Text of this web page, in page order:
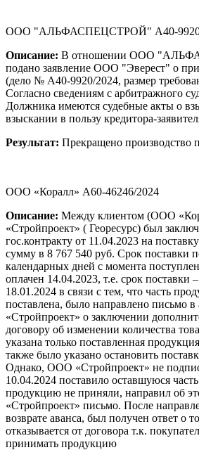
ООО "АЛЬФАСПЕЦСТРОЙ" А40-
Описание: В отношении ООО
подано заявление ООО "Эверест" о
(дело № А40-9920/2024, размер
Согласно сведениям с арбитражного
Должника имеются судебные акты о
взыскании в пользу кредитора-
Результат: Прекращено производство
ООО «Коралл» А60-46246/2024
Описание: Между клиентом (ООО
«Стройпроект» ( Георесурс) был
гос.контракту от 11.04.2023 на
сумму в 8 767 540 руб. Срок поставки
календарных дней с момента
оплачен 14.04.2023, т.е. срок поставки
18.01.2024 в связи с тем, что часть
поставлена, было направлено письмо
«Стройпроект» о заключении
договору об изменении количества
указана только поставленная
также было указано остановить
Однако, ООО «Стройпроект» не
10.04.2024 поставило оставшуюся
продукцию не приняли, направил об
«Стройпроект» письмо. После
возврате аванса, был получен ответ о
отказывается от договора т.к.
принимать продукцию